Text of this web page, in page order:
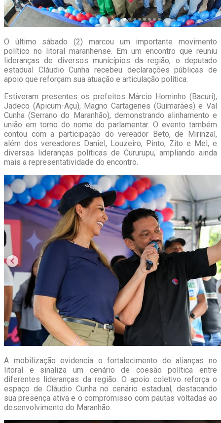
O último sábado (2) marcou um importante movimento
político no litoral maranhense. Em um encontro que reuniu
lideranças de diversos municípios da região, o deputado
estadual Cláudio Cunha recebeu declarações públicas de
apoio que reforçam sua atuação e articulação política.
Estiveram presentes os prefeitos Márcio Hominho (Bacuri),
Jadeco (Apicum-Açu), Magno Cartagenes (Guimarães) e Val
Cunha (Serrano do Maranhão), demonstrando alinhamento e
união em torno do nome do parlamentar. O evento também
contou com a participação do vereador Beto, de Mirinzal,
além dos vereadores Daniel, Louzeiro, Pinto, Zito e Mel, e
diversas lideranças políticas de Cururupu, ampliando ainda
mais a representatividade do encontro.
A mobilização evidencia o fortalecimento de alianças no
litoral e sinaliza um cenário de coesão política entre
diferentes lideranças da região. O apoio coletivo reforça o
espaço de Cláudio Cunha no cenário estadual, destacando
sua presença ativa e o compromisso com pautas voltadas ao
desenvolvimento do Maranhão.